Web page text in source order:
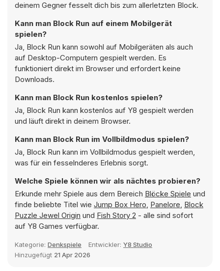
deinem Gegner fesselt dich bis zum allerletzten Block.
Kann man Block Run auf einem Mobilgerät
spielen?
Ja, Block Run kann sowohl auf Mobilgeräten als auch
auf Desktop-Computern gespielt werden. Es
funktioniert direkt im Browser und erfordert keine
Downloads.
Kann man Block Run kostenlos spielen?
Ja, Block Run kann kostenlos auf Y8 gespielt werden
und läuft direkt in deinem Browser.
Kann man Block Run im Vollbildmodus spielen?
Ja, Block Run kann im Vollbildmodus gespielt werden,
was für ein fesselnderes Erlebnis sorgt.
Welche Spiele können wir als nächtes probieren?
Erkunde mehr Spiele aus dem Bereich Blöcke Spiele und
finde beliebte Titel wie Jump Box Hero, Panelore, Block
Puzzle Jewel Origin und Fish Story 2 - alle sind sofort
auf Y8 Games verfügbar.
Kategorie: Denkspiele Entwickler: Y8 Studio
Hinzugefügt 21 Apr 2026